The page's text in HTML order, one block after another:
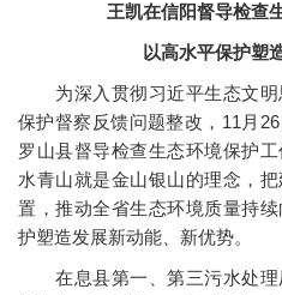
王凯在信阳督导检查生
以高水平保护塑造
为深入贯彻习近平生态文明
保护督察反馈问题整改，11月
罗山县督导检查生态环境保护
水青山就是金山银山的理念，
置，推动全省生态环境质量持
护塑造发展新动能、新优势。
在息县第一、第三污水处理